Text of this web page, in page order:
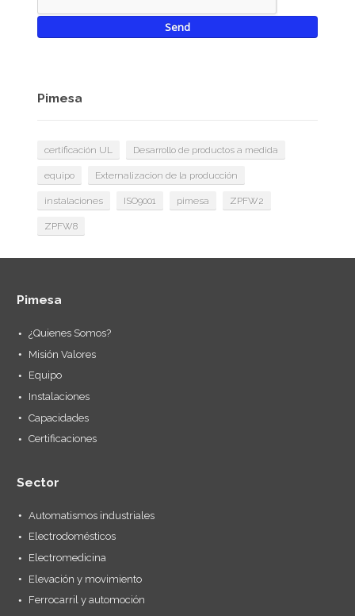
Pimesa
certificación UL Desarrollo de productos a medida
equipo Externalizacion de la producción
instalaciones ISO9001 pimesa ZPFW2
ZPFW8
Pimesa
¿Quienes Somos?
Misión Valores
Equipo
Instalaciones
Capacidades
Certificaciones
Sector
Automatismos industriales
Electrodomésticos
Electromedicina
Elevación y movimiento
Ferrocarril y automoción